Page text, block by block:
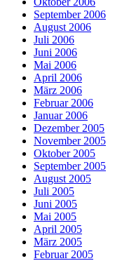
September 2006
August 2006
Juli 2006
Juni 2006
Mai 2006
April 2006
März 2006
Februar 2006
Januar 2006
Dezember 2005
November 2005
Oktober 2005
September 2005
August 2005
Juli 2005
Juni 2005
Mai 2005
April 2005
März 2005
Februar 2005